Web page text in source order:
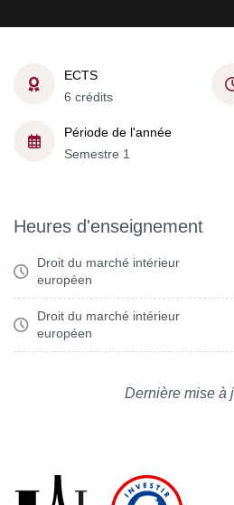
ECTS
6 crédits
Période de l'année
Semestre 1
Heures d'enseignement
Droit du marché intérieur
européen
Droit du marché intérieur
européen
Dernière mise à